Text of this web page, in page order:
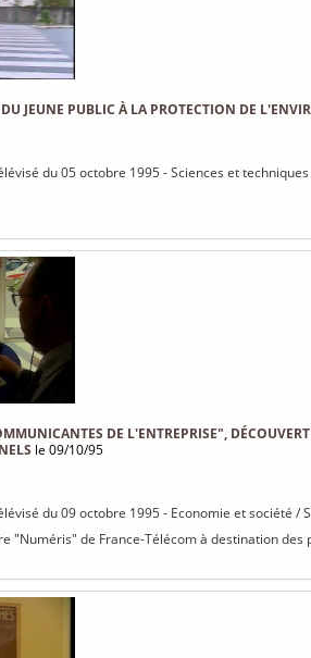
JEUNE PUBLIC À LA PROTECTION DE
du 05 octobre 1995 - Sciences et
DE L'ENTREPRISE",
le 09/10/95
du 09 octobre 1995 - Economie et société
"Numéris" de France-Télécom à destination des